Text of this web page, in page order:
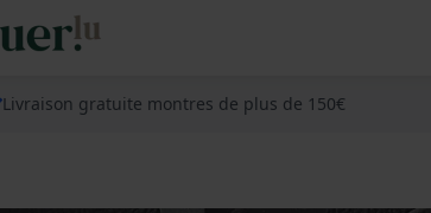
Livraison gratuite montres de plus de 150€